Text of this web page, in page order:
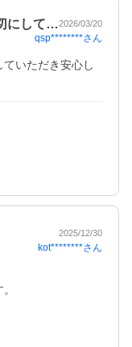
にして…2026/03/20
qsp********さん
いただき安心し
2025/12/30
kot********さん